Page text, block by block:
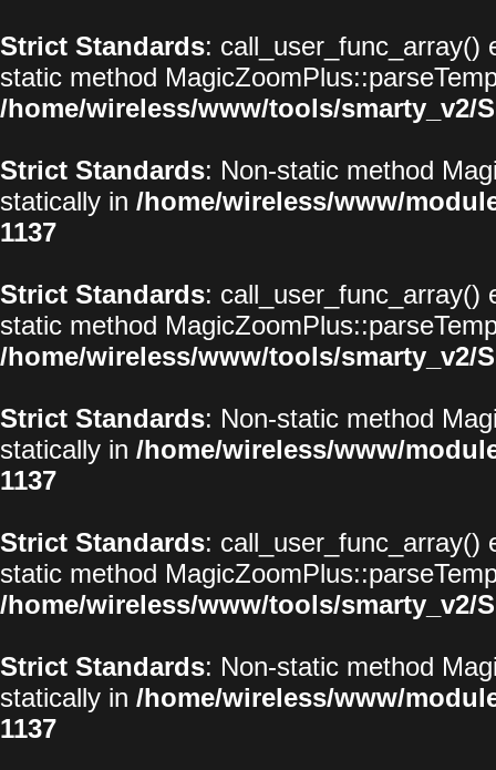
Strict Standards: call_user_func_array()
static method
/home/wireless/www/tools/smarty_v2/
Strict Standards: Non-static method
statically in /home/wireless/www/
1137
Strict Standards: call_user_func_array()
static method
/home/wireless/www/tools/smarty_v2/
Strict Standards: Non-static method
statically in /home/wireless/www/
1137
Strict Standards: call_user_func_array()
static method
/home/wireless/www/tools/smarty_v2/
Strict Standards: Non-static method
statically in /home/wireless/www/
1137